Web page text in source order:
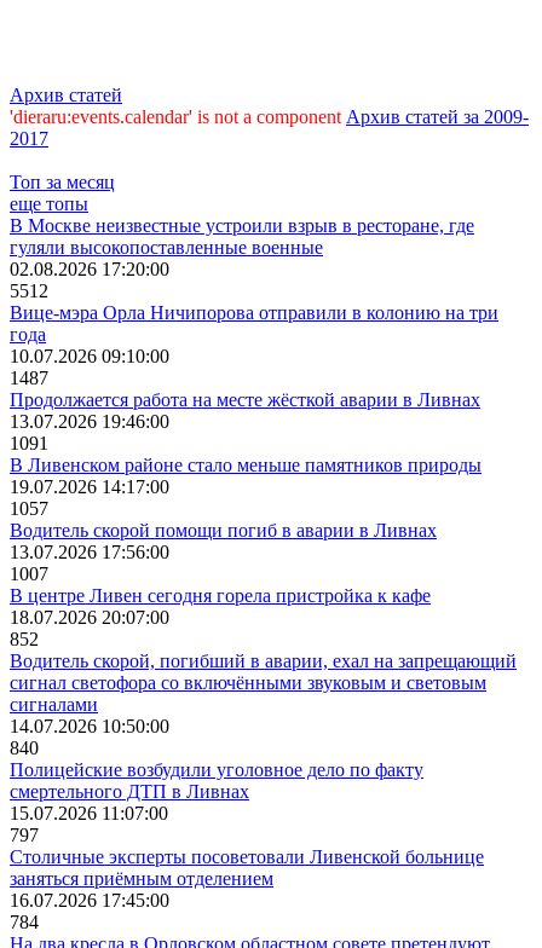
Архив статей
'dieraru:events.calendar' is not a component Архив статей за 2009-
2017
Топ за месяц
еще топы
В Москве неизвестные устроили взрыв в ресторане, где
гуляли высокопоставленные военные
02.08.2026 17:20:00
5512
Вице-мэра Орла Ничипорова отправили в колонию на три
года
10.07.2026 09:10:00
1487
Продолжается работа на месте жёсткой аварии в Ливнах
13.07.2026 19:46:00
1091
В Ливенском районе стало меньше памятников природы
19.07.2026 14:17:00
1057
Водитель скорой помощи погиб в аварии в Ливнах
13.07.2026 17:56:00
1007
В центре Ливен сегодня горела пристройка к кафе
18.07.2026 20:07:00
852
Водитель скорой, погибший в аварии, ехал на запрещающий
сигнал светофора со включёнными звуковым и световым
сигналами
14.07.2026 10:50:00
840
Полицейские возбудили уголовное дело по факту
смертельного ДТП в Ливнах
15.07.2026 11:07:00
797
Столичные эксперты посоветовали Ливенской больнице
заняться приёмным отделением
16.07.2026 17:45:00
784
На два кресла в Орловском областном совете претендуют